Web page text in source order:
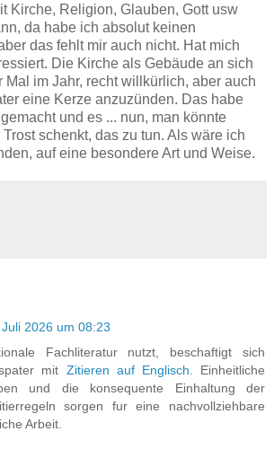
Kirche, Religion, Glauben, Gott usw
da habe ich absolut keinen
das fehlt mir auch nicht. Hat mich
Die Kirche als Gebäude an sich
Mal im Jahr, recht willkürlich, aber auch
eine Kerze anzuzünden. Das habe
und es ... nun, man könnte
schenkt, das zu tun. Als wäre ich
auf eine besondere Art und Weise.
2026 um 08:23
Fachliteratur nutzt, beschaftigt sich
mit Zitieren auf Englisch. Einheitliche
und die konsequente Einhaltung der
sorgen fur eine nachvollziehbare
Arbeit.